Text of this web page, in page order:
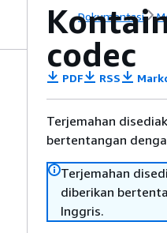
Dokumentasi
codec
PDF RSS
Terjemahan
bertentangan
Terjemahan
diberikan
Inggris.